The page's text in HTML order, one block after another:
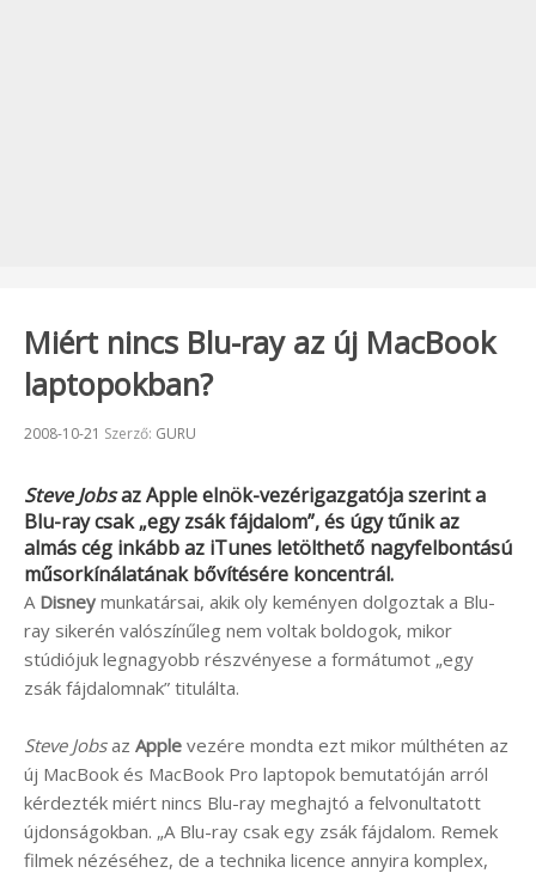
Miért nincs Blu-ray az új MacBook
laptopokban?
Beküldve:
2008-10-21 Szerző: GURU
Steve JobsazAppleelnök-vezérigazgatója szerint a
Blu-ray csak „egy zsák fájdalom”, és úgy tűnik az
almás cég inkább az iTunes letölthető nagyfelbontású
műsorkínálatának bővítésére koncentrál.
A Disney munkatársai, akik oly keményen dolgoztak a Blu-
ray sikerén valószínűleg nem voltak boldogok, mikor
stúdiójuk legnagyobb részvényese a formátumot „egy
zsák fájdalomnak” titulálta.
Steve Jobsaz Apple vezére mondta ezt mikor múlthéten az
új MacBook és MacBook Pro laptopok bemutatóján arról
kérdezték miért nincs Blu-ray meghajtó a felvonultatott
újdonságokban. „A Blu-ray csak egy zsák fájdalom. Remek
filmek nézéséhez, de a technika licence annyira komplex,